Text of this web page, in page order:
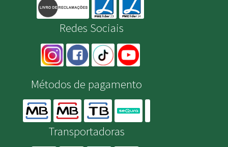
Redes Sociais
Métodos de pagamento
Transportadoras